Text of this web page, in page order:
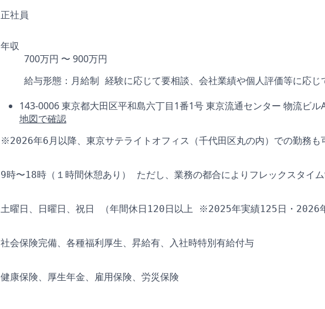
正社員
年収
700万円 〜 900万円
給与形態：月給制 経験に応じて要相談、会社業績や個人評価等に応じ
143-0006 東京都大田区平和島六丁目1番1号 東京流通センター 物流ビル
地図で確認
※2026年6月以降、東京サテライトオフィス（千代田区丸の内）での勤務
9時〜18時（１時間休憩あり） ただし、業務の都合によりフレックスタイム
土曜日、日曜日、祝日 （年間休日120日以上 ※2025年実績125日・2026
社会保険完備、各種福利厚生、昇給有、入社時特別有給付与
健康保険、厚生年金、雇用保険、労災保険